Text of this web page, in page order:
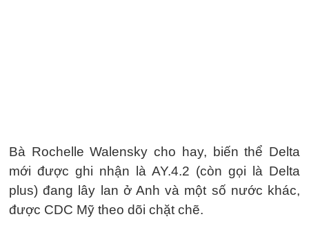
Bà Rochelle Walensky cho hay, biến thể Delta
mới được ghi nhận là AY.4.2 (còn gọi là Delta
plus) đang lây lan ở Anh và một số nước khác,
được CDC Mỹ theo dõi chặt chẽ.